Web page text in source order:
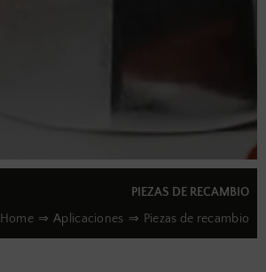
PIEZAS DE RECAMBIO
Home
Aplicaciones Piezas de recambio